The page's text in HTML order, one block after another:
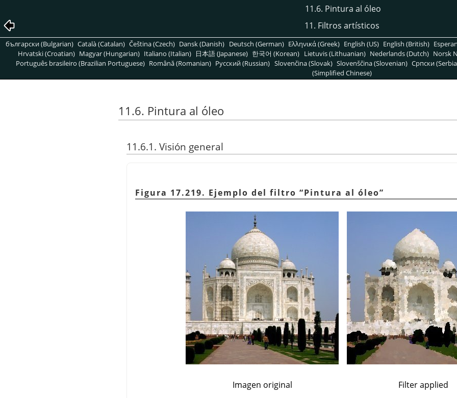
11.6. Pintura al óleo
11. Filtros artísticos
български (Bulgarian) Català (Catalan) Čeština (Czech) Dansk (Danish) Deutsch (German) Ελληνικά (Greek) English (US) English (British)
Hrvatski (Croatian) Magyar (Hungarian) Italiano (Italian) 日本語 (Japanese) 한국어 (Korean) Lietuvis (Lithuanian) Nederlands (Dutch) Norsk
Português brasileiro (Brazilian Portuguese) Română (Romanian) Pусский (Russian) Slovenčina (Slovak) Slovenščina (Slovenian) Српски
(Simplified Chinese)
11.6. Pintura al óleo
11.6.1. Visión general
Figura 17.219. Ejemplo del filtro “Pintura al óleo”
Imagen original Filter applied